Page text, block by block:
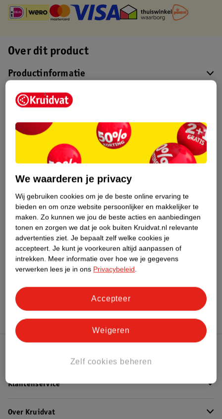
Over dit product
Productinformatie
Etiketinformatie
Nature Impact Score
Dit product heeft (nog) geen Nature
Impact Score.
Bestel & Bezorginformatie
Bekijk ook
MeerFLUFF Alle Nachtcreme
Hoe controleren wij de reviews?
Klantenservice
Over Kruidvat
We waarderen je privacy
Wij gebruiken cookies om je de beste online ervaring te
bieden en om onze website persoonlijker en makkelijker te
maken. Zo kunnen we jou de beste acties en aanbiedingen
tonen en zorgen we dat je ook buiten Kruidvat.nl relevante
advertenties ziet. Je bepaalt zelf welke cookies je
accepteert. Je kunt je voorkeuren altijd aanpassen of
intrekken. Meer informatie over hoe we je gegevens
verwerken lees je in ons Privacybeleid.
Zelf cookies beheren
Weigeren
Accepteer